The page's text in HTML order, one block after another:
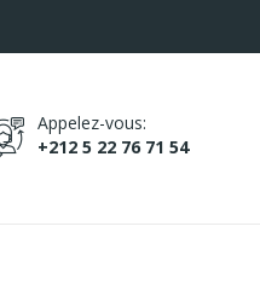
Appelez-vous:
+212 5 22 76 71 54